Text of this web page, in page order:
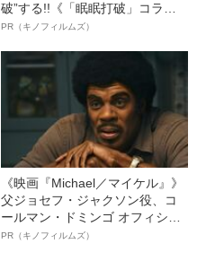
破”する!!《「眠眠打破」コラ
ボ》
PR（キノフィルムズ）
《映画『Michael／マイケル』》
父ジョセフ・ジャクソン役、コ
ールマン・ドミンゴ オフィシャ
ルインタビュー“観客を魅了した
PR（キノフィルムズ）